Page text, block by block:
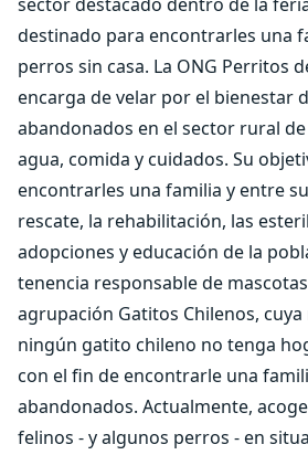
destinado para encontrarles una
perros sin casa. La ONG Perritos
encarga de velar por el bienestar
abandonados en el sector rural
agua, comida y cuidados. Su
encontrarles una familia y entre
rescate, la rehabilitación, las
adopciones y educación de la
tenencia responsable de
agrupación Gatitos Chilenos,
ningún gatito chileno no tenga
con el fin de encontrarle una
abandonados. Actualmente,
felinos - y algunos perros - en